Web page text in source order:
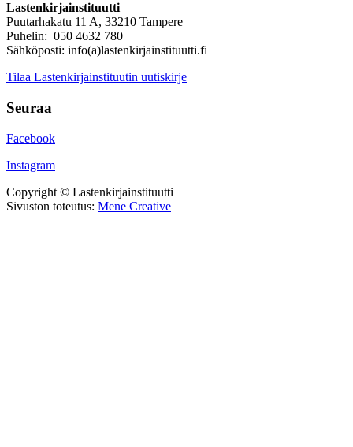
Lastenkirjainstituutti
Puutarhakatu 11 A, 33210 Tampere
Puhelin: 050 4632 780
Sähköposti: info(a)lastenkirjainstituutti.fi
Tilaa Lastenkirjainstituutin uutiskirje
Seuraa
Facebook
Instagram
Copyright © Lastenkirjainstituutti
Sivuston toteutus: Mene Creative